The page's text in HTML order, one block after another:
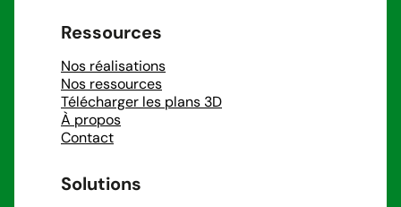
Ressources
Nos réalisations
Nos ressources
Télécharger les plans 3D
À propos
Contact
Solutions